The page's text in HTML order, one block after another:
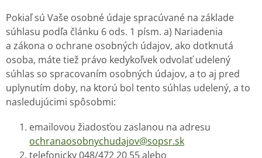
Pokiaľ sú Vaše osobné údaje spracúvané na základe
súhlasu podľa článku 6 ods. 1 písm. a) Nariadenia
a zákona o ochrane osobných údajov, ako dotknutá
osoba, máte tiež právo kedykoľvek odvolať udelený
súhlas so spracovaním osobných údajov, a to aj pred
uplynutím doby, na ktorú bol tento súhlas udelený, a to
nasledujúcimi spôsobmi:
emailovou žiadosťou zaslanou na adresu
ochranaosobnychudajov@sopsr.sk
telefonicky 048/472 20 55 alebo